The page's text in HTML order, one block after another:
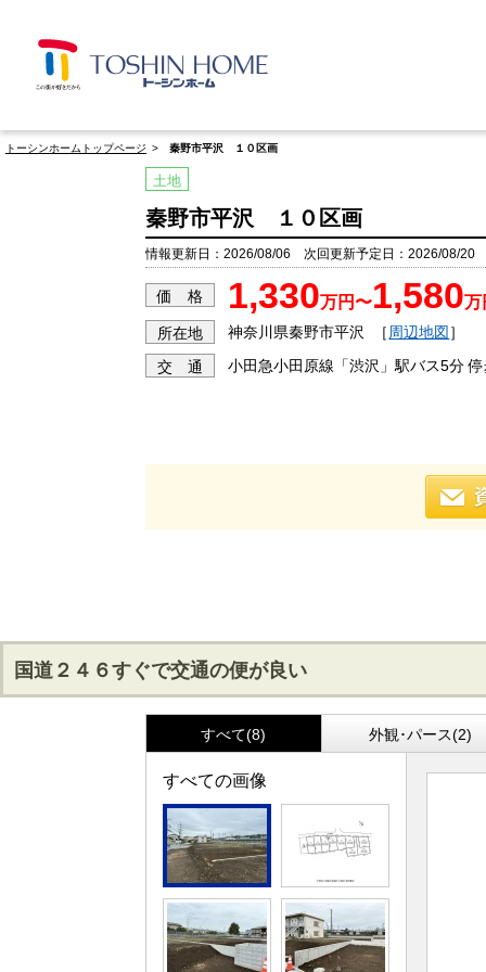
トーシンホームトップページ 秦野市平沢 １０区画
土地
秦野市平沢 １０区画
情報更新日：2026/08/06 次回更新予定日：2026/08/20
価 格 1,330万円〜1,580万
所在地 神奈川県秦野市平沢 ［ 周辺地図］
交 通 小田急小田原線「渋沢」駅バス5分
国道２４６すぐで交通の便が良い
すべて(8) 外観･パース(2)
すべての画像